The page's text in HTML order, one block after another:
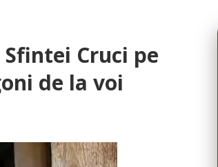
Cruci pe
de la voi